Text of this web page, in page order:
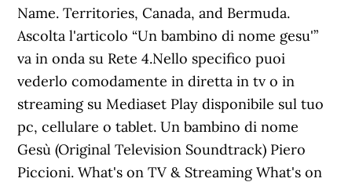
Name. Territories, Canada, and Bermuda.
Ascolta l'articolo “Un bambino di nome gesu'”
va in onda su Rete 4.Nello specifico puoi
vederlo comodamente in diretta in tv o in
streaming su Mediaset Play disponibile sul tuo
pc, cellulare o tablet. Un bambino di nome
Gesù (Original Television Soundtrack) Piero
Piccioni. What's on TV & Streaming What's on